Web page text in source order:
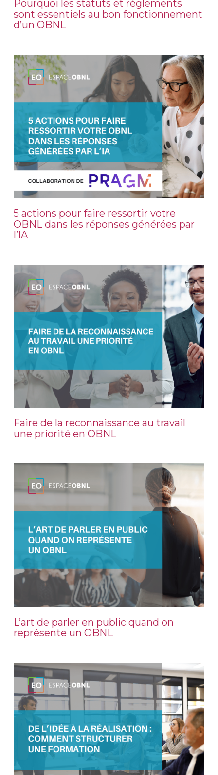
Pourquoi les statuts et règlements
sont essentiels au bon fonctionnement
d’un OBNL
5 actions pour faire ressortir votre
OBNL dans les réponses générées par
l’IA
Faire de la reconnaissance au travail
une priorité en OBNL
L’art de parler en public quand on
représente un OBNL